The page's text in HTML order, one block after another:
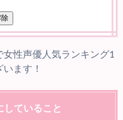
性声優人気ランキング1
ます！
ていること